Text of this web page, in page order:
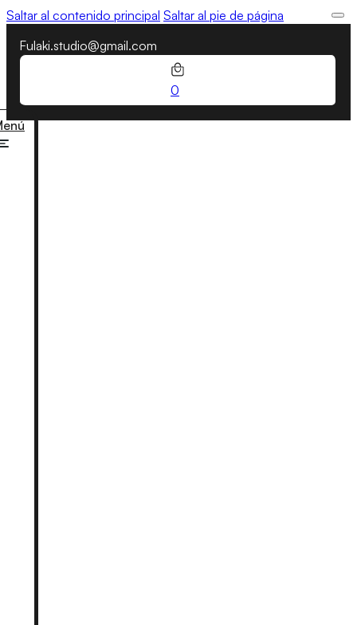
Saltar al contenido principal Saltar al pie de página
Fulaki.studio@gmail.com
0